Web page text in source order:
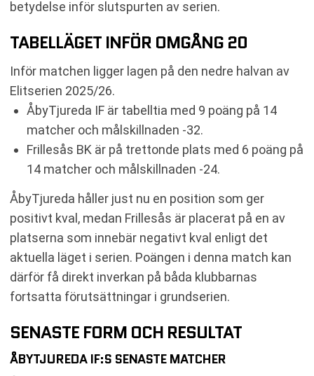
betydelse inför slutspurten av serien.
TABELLÄGET INFÖR OMGÅNG 20
Inför matchen ligger lagen på den nedre halvan av
Elitserien 2025/26.
ÅbyTjureda IF är tabelltia med 9 poäng på 14
matcher och målskillnaden -32.
Frillesås BK är på trettonde plats med 6 poäng på
14 matcher och målskillnaden -24.
ÅbyTjureda håller just nu en position som ger
positivt kval, medan Frillesås är placerat på en av
platserna som innebär negativt kval enligt det
aktuella läget i serien. Poängen i denna match kan
därför få direkt inverkan på båda klubbarnas
fortsatta förutsättningar i grundserien.
SENASTE FORM OCH RESULTAT
ÅBYTJUREDA IF:S SENASTE MATCHER